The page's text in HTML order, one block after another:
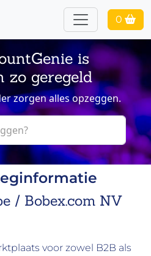
0
is
zo geregeld
zorgen alles opzeggen.
/ Bobex.com NV
voor zowel B2B als